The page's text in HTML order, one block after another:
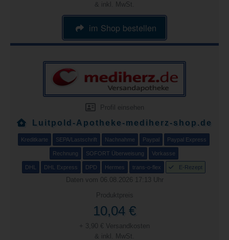
& inkl. MwSt.
im Shop bestellen
Profil einsehen
Luitpold-Apotheke-mediherz-shop.de
Kreditkarte SEPA/Lastschrift Nachnahme Paypal Paypal Express
Rechnung SOFORT Überweisung Vorkasse
DHL DHL Express DPD Hermes trans-o-flex E-Rezept
Daten vom 06.08.2026 17:13 Uhr
Produktpreis
10,04 €
+ 3,90 € Versandkosten
& inkl. MwSt.